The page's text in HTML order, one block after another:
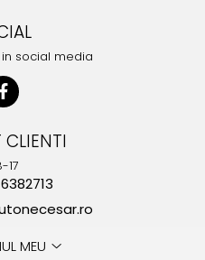
social media
CLIENTI
17
MEU